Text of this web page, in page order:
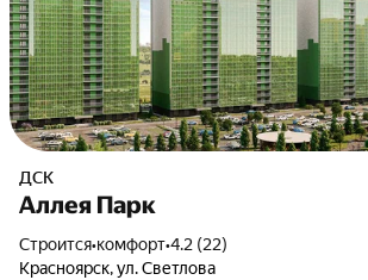
ДСК
Аллея Парк
Строится•комфорт•4.2 (22)
Красноярск, ул. Светлова